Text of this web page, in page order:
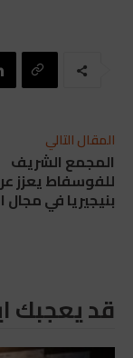
المقال التالي
المجمع الشريف
للفوسفاط يعزز
بنيجيريا في
قد يعجبك